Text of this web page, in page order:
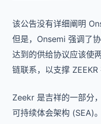
该公告没有详细阐明
但是，Onsemi 强调了
达到的供给协议应该使
链联系，以支撑 ZEEKR
Zeekr 是吉祥的一部分
可持续体会架构 (SEA)